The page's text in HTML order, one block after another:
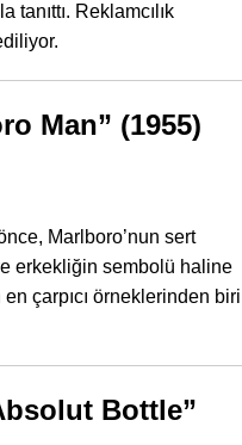
Reklamcılık
Man” (1955)
Marlboro’nun sert
erkekliğin sembolü haline
çarpıcı örneklerinden biri
Bottle”